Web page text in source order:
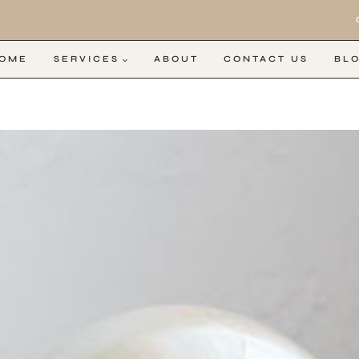
SERVICES ABOUT CONTACT US